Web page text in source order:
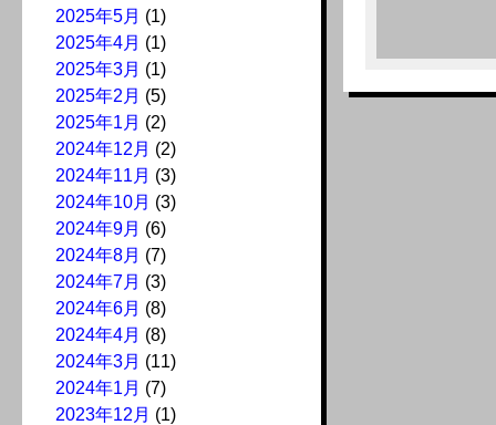
2025年5月 (1)
2025年4月 (1)
2025年3月 (1)
2025年2月 (5)
2025年1月 (2)
2024年12月 (2)
2024年11月 (3)
2024年10月 (3)
2024年9月 (6)
2024年8月 (7)
2024年7月 (3)
2024年6月 (8)
2024年4月 (8)
2024年3月 (11)
2024年1月 (7)
2023年12月 (1)